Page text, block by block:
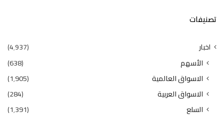
تصنيفات
اخبار (4٬937)
الأسهم
(638)
الاسواق العالمية
(1٬905)
الاسواق العربية
(284)
السلع
(1٬391)